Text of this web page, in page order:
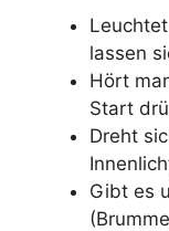
lassen
Hört
Start
Dreht
Gibt es